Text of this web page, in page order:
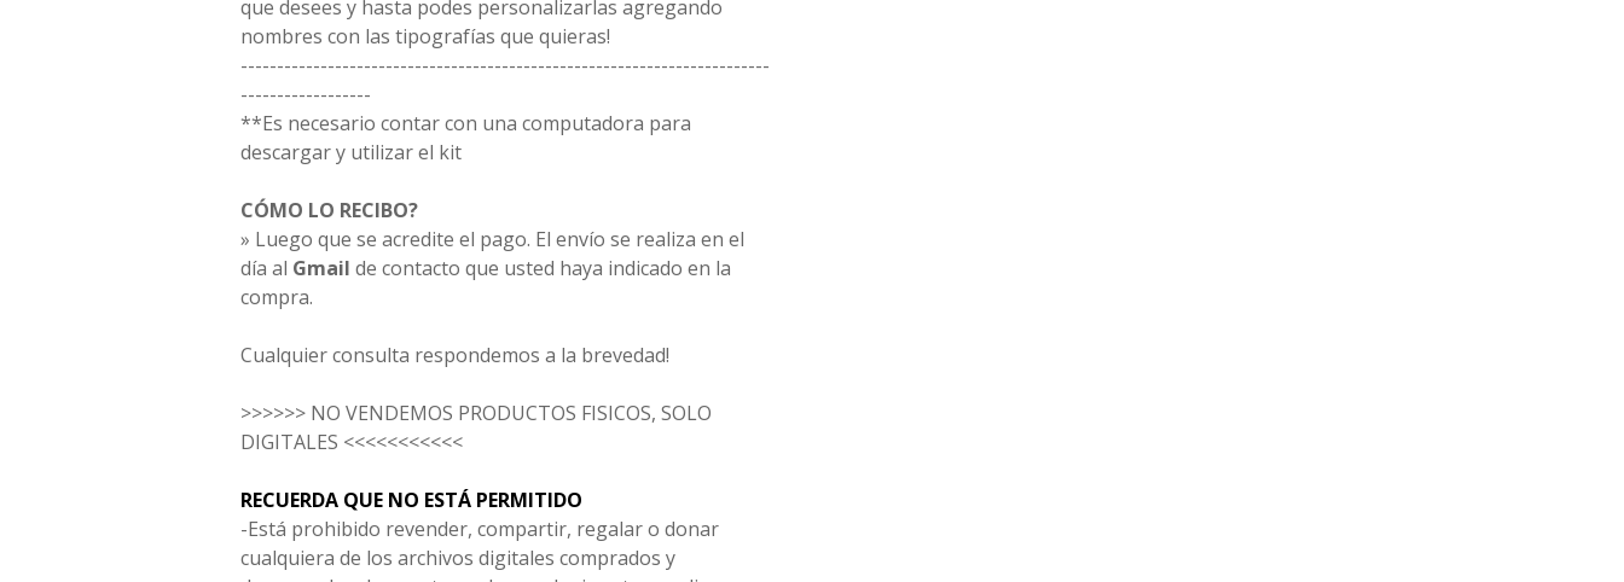
que desees y hasta podes personalizarlas agregando
nombres con las tipografías que quieras!
-------------------------------------------------------------------------
------------------
**Es necesario contar con una computadora para
descargar y utilizar el kit
CÓMO LO RECIBO?
» Luego que se acredite el pago. El envío se realiza en el
día al Gmail de contacto que usted haya indicado en la
compra.
Cualquier consulta respondemos a la brevedad!
>>>>>> NO VENDEMOS PRODUCTOS FISICOS, SOLO
DIGITALES <<<<<<<<<<<
RECUERDA QUE NO ESTÁ PERMITIDO
-Está prohibido revender, compartir, regalar o donar
cualquiera de los archivos digitales comprados y